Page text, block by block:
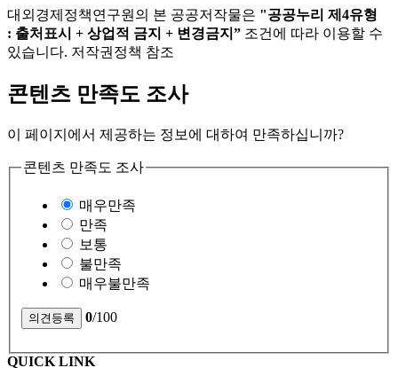
대외경제정책연구원의 본 공공저작물은 "공공누리 제4유형
: 출처표시 + 상업적 금지 + 변경금지” 조건에 따라 이용할 수
있습니다. 저작권정책 참조
콘텐츠 만족도 조사
이 페이지에서 제공하는 정보에 대하여 만족하십니까?
콘텐츠 만족도 조사
매우만족
만족
보통
불만족
매우불만족
0/100
QUICK LINK